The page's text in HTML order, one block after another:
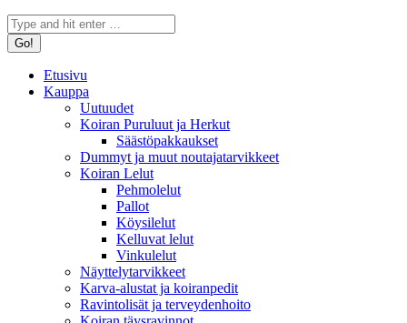
Search:
Etusivu
Kauppa
Uutuudet
Koiran Puruluut ja Herkut
Säästöpakkaukset
Dummyt ja muut noutajatarvikkeet
Koiran Lelut
Pehmolelut
Pallot
Köysilelut
Kelluvat lelut
Vinkulelut
Näyttelytarvikkeet
Karva-alustat ja koiranpedit
Ravintolisät ja terveydenhoito